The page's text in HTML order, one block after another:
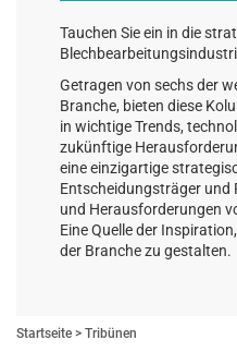
Tauchen Sie ein in die
Getragen von sechs der
Branche, bieten diese
in wichtige Trends,
zukünftige
eine einzigartige
Entscheidungsträger und
und Herausforderungen
Eine Quelle der
der Branche zu gestalten.
Startseite Tribünen